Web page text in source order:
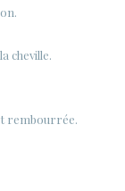
cheville.
rembourrée.